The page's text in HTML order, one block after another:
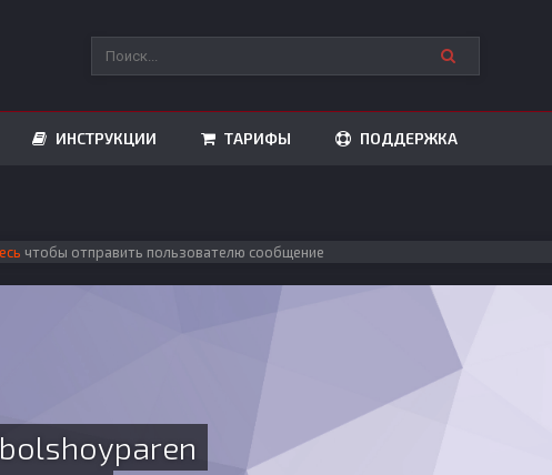
ИНСТРУКЦИИ ТАРИФЫ ПОДДЕРЖКА
чтобы отправить пользователю сообщение
bolshoyparen